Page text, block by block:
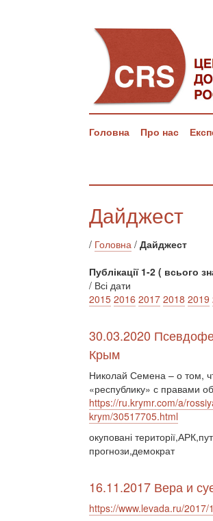
Головна Про нас
Дайджест
/ Головна / Дайджест
Публікації 1-2 ( всього
/ Всі дати
2015 2016 2017 2018 2019
30.03.2020
Крым
Николай Семена – о том,
«республику» с правами
https://ru.krymr.com/a/
krym/30517705.html
окуповані
прогнози,демократ
16.11.2017 Вера и
https://www.levada.ru/